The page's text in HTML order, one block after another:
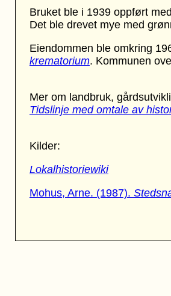
Bruket ble i 1939 oppført
Det ble drevet mye med
Eiendommen ble omkring
krematorium. Kommunen
Mer om landbruk,
Tidslinje med omtale av
Kilder:
Lokalhistoriewiki
Mohus, Arne. (1987).